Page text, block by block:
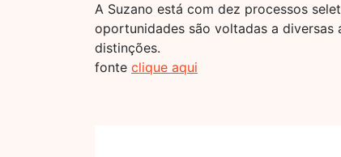
A Suzano está com dez processos
oportunidades são voltadas a diversas
distinções.
fonte clique aqui